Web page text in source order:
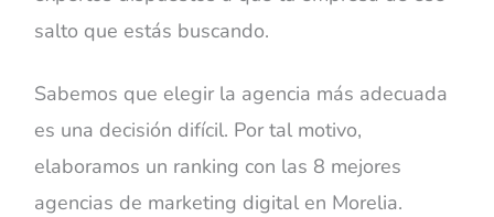
salto que estás buscando.
Sabemos que elegir la agencia más adecuada
es una decisión difícil. Por tal motivo,
elaboramos un ranking con las 8 mejores
agencias de marketing digital en Morelia.